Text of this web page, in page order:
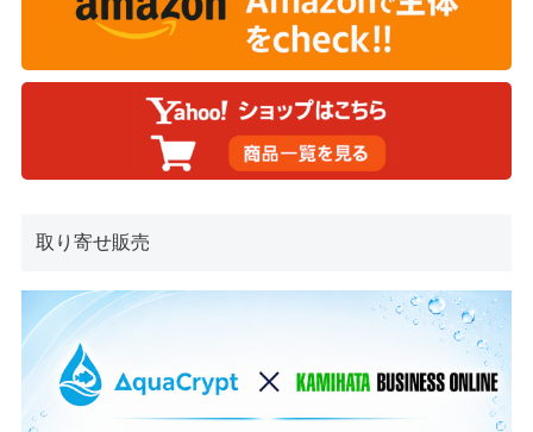
取り寄せ販売